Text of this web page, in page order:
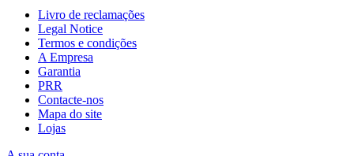
Livro de reclamações
Legal Notice
Termos e condições
A Empresa
Garantia
PRR
Contacte-nos
Mapa do site
Lojas